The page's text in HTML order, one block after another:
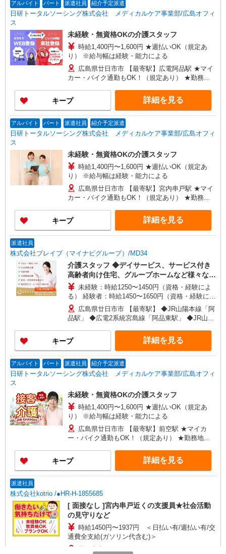
アルバイト パート 派遣社員 紹介予定派遣
日研トータルソーシング株式会社 メディカルケア事業部/広島オフィ
ス
未経験・無資格OKの介護スタッフ
時給1,400円〜1,600円 ★週払いOK（規定あ
り） ※給与幅は経験・能力による
広島県廿日市市 【最寄駅】広電阿品駅 ★マイ
カー・バイク通勤もOK！（規定あり） ★勤務地
ど、お好きな勤務地をお選び下さい！！
キープ 詳細を見る
アルバイト パート 派遣社員 紹介予定派遣
日研トータルソーシング株式会社 メディカルケア事業部/広島オフィ
ス
未経験・無資格OKの介護スタッフ
時給1,400円〜1,600円 ★週払いOK（規定あ
り） ※給与幅は経験・能力による
広島県廿日市市 【最寄駅】宮内串戸駅 ★マイ
カー・バイク通勤もOK！（規定あり） ★勤務地
ど、お好きな勤務地をお選び下さい！！
キープ 詳細を見る
派遣社員
株式会社ブレイブ（マイナビグループ）/MD34
介護スタッフ ◆デイサービス、サービス付き
高齢者向け住宅、グループホームなど様々な勤
務先から選べます。
未経験：時給1250〜1450円（資格・経験によ
る） 経験者：時給1450〜1650円（資格・経験によ
る） ◎月収例 時給1650円×1日8時間×22日（週5
日）＝29万400円 ◆昇給あり ◆支払い方法 ※日払
い/週払い/月払い対応も可能です。詳しくは面談時
にご相談ください。 ◆交通費：別途全額支給 ※当
社規定あり
広島県廿日市市 【最寄駅】 ◆JR山陽本線「阿
品駅」 ◆広電2系統宮島線「阿品東駅」 ◆JR山陽
ります！
キープ 詳細を見る
アルバイト パート 派遣社員 紹介予定派遣
日研トータルソーシング株式会社 メディカルケア事業部/広島オフィ
ス
未経験・無資格OKの介護スタッフ
時給1,400円〜1,600円 ★週払いOK（規定あ
り） ※給与幅は経験・能力による
広島県廿日市市 【最寄駅】前空駅 ★マイカ
ー・バイク通勤もOK！（規定あり） ★勤務地は
お好きな勤務地をお選び下さい！！
キープ 詳細を見る
派遣社員
株式会社kotrio /●HR-H-1855685
[ 面接なし ]宮内串戸近くの支援員★社会活動
の見守りなど
時給1450円〜1937円 ＜日払い有/週払い有/交
通費全支給(ガソリン代含む)＞